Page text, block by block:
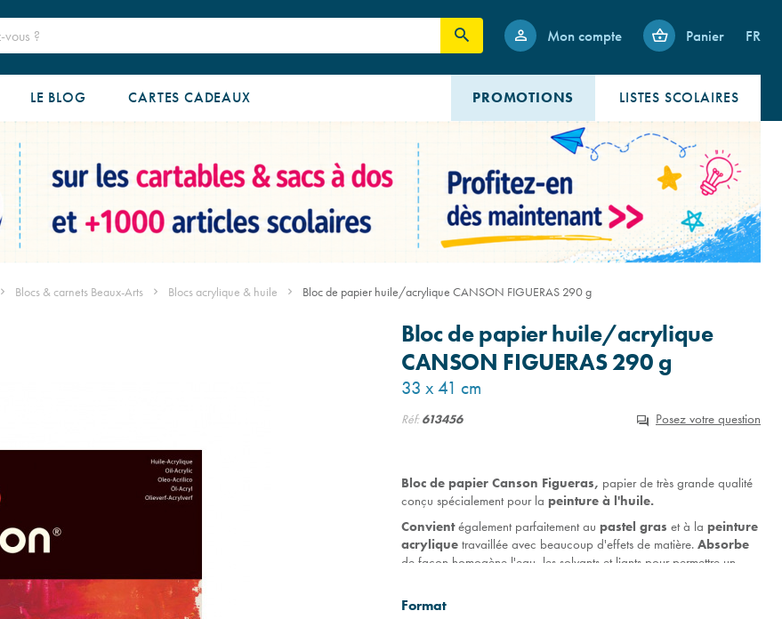
Mon compte Panier FR
LISTES SCOLAIRES
LE BLOG CARTES CADEAUX PROMOTIONS
Blocs & carnets Beaux-Arts Blocs acrylique & huile Bloc de papier huile/acrylique CANSON FIGUERAS 290 g
Bloc de papier huile/acrylique
CANSON FIGUERAS 290 g
33 x 41 cm
Réf: 613456 Posez votre question
Bloc de papier Canson Figueras, papier de très grande qualité
conçu spécialement pour la peinture à l'huile.
Convientégalement parfaitement au pastel gras et à la peinture
acrylique travaillée avec beaucoup d'effets de matière. Absorbe
de façon homogène l'eau, les solvants et liants pour permettre un
Papier non couché
Format